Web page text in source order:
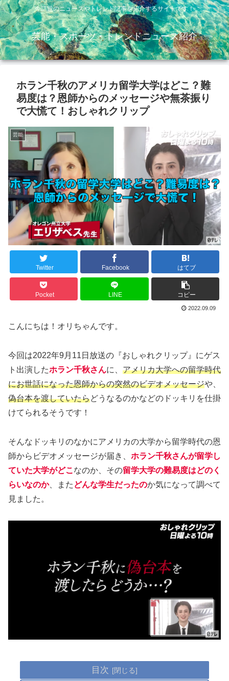
今話題のニュースやトレンド記事を紹介するサイトです！
芸能・スポーツ・トレンドニュース紹介
ホラン千秋のアメリカ留学大学はどこ？難
易度は？恩師からのメッセージや無茶振り
で大慌て！おしゃれクリップ
芸能
Twitter Facebook はてブ
Pocket LINE コピー
2022.09.09
こんにちは！オリちゃんです。
今回は2022年9月11日放送の『おしゃれクリップ』にゲス
ト出演したホラン千秋さんに、 アメリカ大学への留学時代
にお世話になった恩師からの突然のビデオメッセージや、
偽台本を渡していたらどうなるのかなどのドッキリを仕掛
けてられるそうです！
そんなドッキリのなかにアメリカの大学から留学時代の恩
師からビデオメッセージが届き、 ホラン千秋さんが留学し
ていた大学がどこ なのか、その留学大学の難易度はどのく
らいなのか、また どんな学生だったのか気になって調べて
見ました。
目次